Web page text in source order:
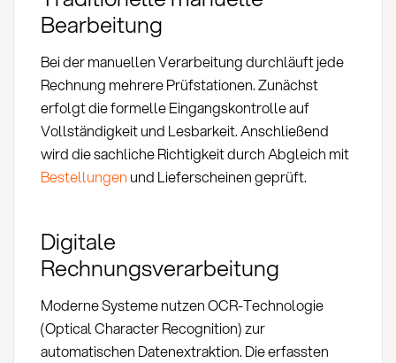
Bearbeitung
Bei der manuellen Verarbeitung durchläuft jede
Rechnung mehrere Prüfstationen. Zunächst
erfolgt die formelle Eingangskontrolle auf
Vollständigkeit und Lesbarkeit. Anschließend
wird die sachliche Richtigkeit durch Abgleich mit
Bestellungen und Lieferscheinen geprüft.
Digitale
Rechnungsverarbeitung
Moderne Systeme nutzen OCR-Technologie
(Optical Character Recognition) zur
automatischen Datenextraktion. Die erfassten